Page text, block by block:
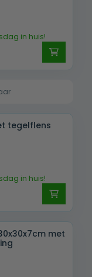
in huis!
tegelflens
in huis!
met